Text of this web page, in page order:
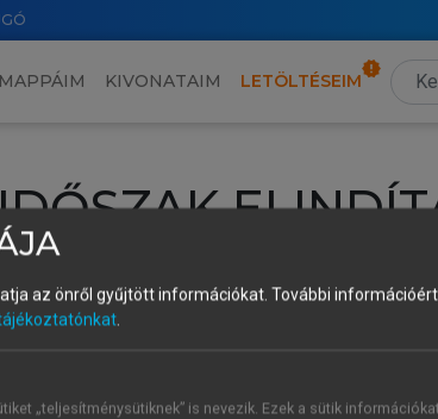
MAPPÁIM KIVONATAIM LETÖLTÉSEIM
be a saját fiókoddal, iskolai azonosítóddal vagy
1 óra díjmentes hozzáférésrevagy
vagy hozz
után a
az önről gyűjtött információkat. További
.
„teljesítménysütiknek” is nevezik. Ezek a sütik